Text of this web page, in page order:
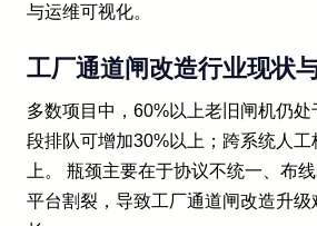
与运维可视化。
工厂通道闸改造行业现状
多数项目中，60%以上老旧闸机仍
段排队可增加30%以上；跨系统人工
上。 瓶颈主要在于协议不统一、布
平台割裂，导致工厂通道闸改造升级